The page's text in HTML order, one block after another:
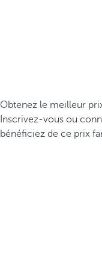
Obtenez le meilleur
Inscrivez-vous ou
bénéficiez de ce prix